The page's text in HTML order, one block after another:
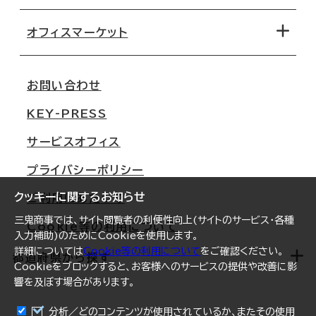
クッキーに関するお知らせ
三鬼商事では、サイト閲覧者の利便性向上(サイトのサービス・各種
入力補助)のためにCookieを使用します。
詳細についてはCookie等の利用についてをご確認ください。
Cookieをブロックすると、お客様へのサービスの提供や改善に影
響を及ぼす場合があります。
分析／どのコンテンツが使用されているか、またその使用
路線・駅から探す
移転コストシミュレーション
移転スケジュール
オフィス移転Q&A
オフィスマーケット
大阪
名古屋
札幌
仙台
横浜
福岡
オフィスリポート
ログイン
お問い合わせ
KEY-PRESS
サービスオフィス
プライバシーポリシー
ご利用にあたって
Cookie等の利用について
都道府県から探す